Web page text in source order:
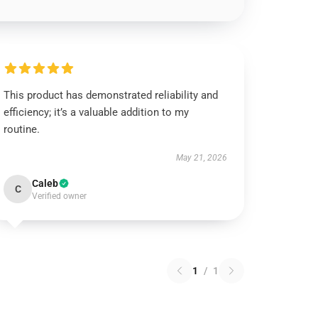
This product has demonstrated reliability and
efficiency; it’s a valuable addition to my
routine.
May 21, 2026
C Caleb
Verified owner
1 / 1